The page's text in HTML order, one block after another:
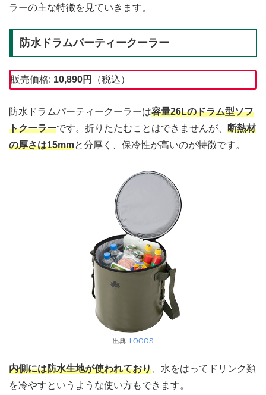
ラーの主な特徴を見ていきます。
防水ドラムパーティークーラー
販売価格: 10,890円 （税込）
防水ドラムパーティークーラーは容量26Lのドラム型ソフ
トクーラーです。折りたたむことはできませんが、 断熱材
の厚さは15mmと分厚く、保冷性が高いのが特徴です。
出典: LOGOS
内側には防水生地が使われており 、水をはってドリンク類
を冷やすというような使い方もできます。